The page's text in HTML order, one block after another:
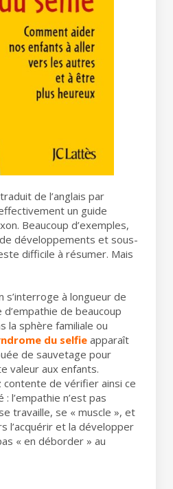
de l’anglais par
un guide
Beaucoup d’exemples,
développements et sous-
difficile à résumer. Mais
s’interroge à longueur de
de beaucoup
la sphère familiale ou
du selfie apparaît
de sauvetage pour
valeur aux enfants.
contente de vérifier ainsi ce
l’empathie n’est pas
travaille, se « muscle », et
l’acquérir et la développer
« en déborder » au